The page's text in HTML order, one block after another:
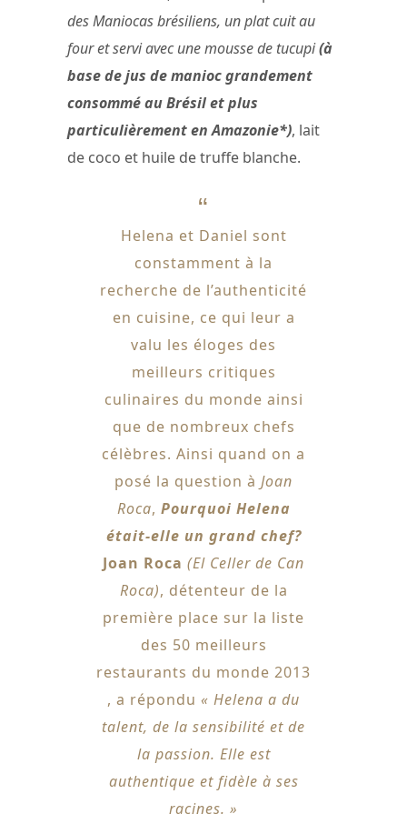
des Maniocas brésiliens, un plat cuit au
four et servi avec une mousse de tucupi(à
base de jus de manioc grandement
consommé au Brésil et plus
particulièrement en Amazonie*), lait
de coco et huile de truffe blanche.
Helena et Daniel sont
constamment à la
recherche de l’authenticité
en cuisine, ce qui leur a
valu les éloges des
meilleurs critiques
culinaires du monde ainsi
que de nombreux chefs
célèbres. Ainsi quand on a
posé la question à Joan
Roca, Pourquoi Helena
était-elle un grand chef?
Joan Roca (El Celler de Can
Roca), détenteur de la
première place sur la liste
des 50 meilleurs
restaurants du monde 2013
, a répondu « Helena a du
talent, de la sensibilité et de
la passion. Elle est
authentique et fidèle à ses
racines. »